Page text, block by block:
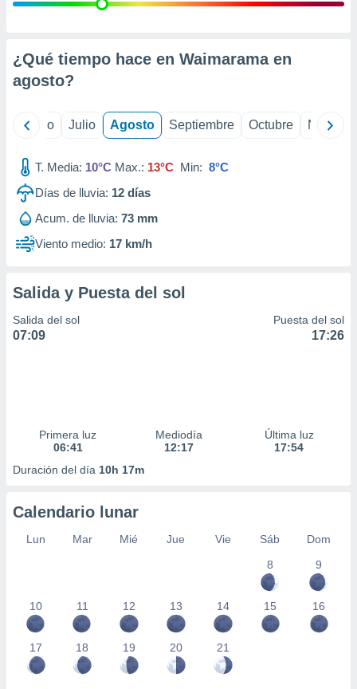
e
mediante
de
1199
¿Qué tiempo hace en Waimarama en
agosto?
Junio Julio Agosto Septiembre Octubre
T. Media: 10°C Max.: 13°C Min: 8°C
Días de lluvia: 12 días
Acum. de lluvia: 73 mm
Viento medio: 17 km/h
Salida y Puesta del sol
Salida del sol
07:09
Puesta del sol
17:26
Primera luz
06:41
Mediodía
12:17
Última luz
17:54
Duración del día 10h 17m
Calendario lunar
Lun Mar Mié Jue Vie Sáb
Dom
8
9
10 11 12 13 14 15 16
17 18 19 20 21